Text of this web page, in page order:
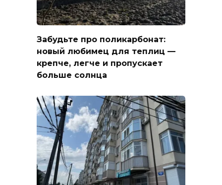
Забудьте про поликарбонат:
новый любимец для теплиц —
крепче, легче и пропускает
больше солнца